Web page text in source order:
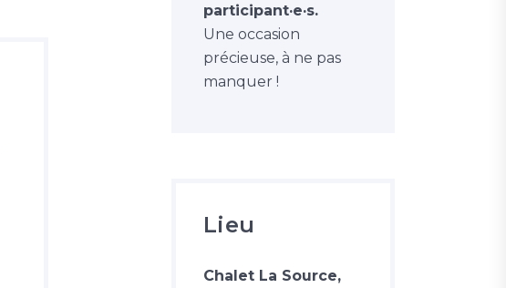
participant·e·s.
Une occasion
précieuse, à ne pas
manquer !
Lieu
Chalet La Source,